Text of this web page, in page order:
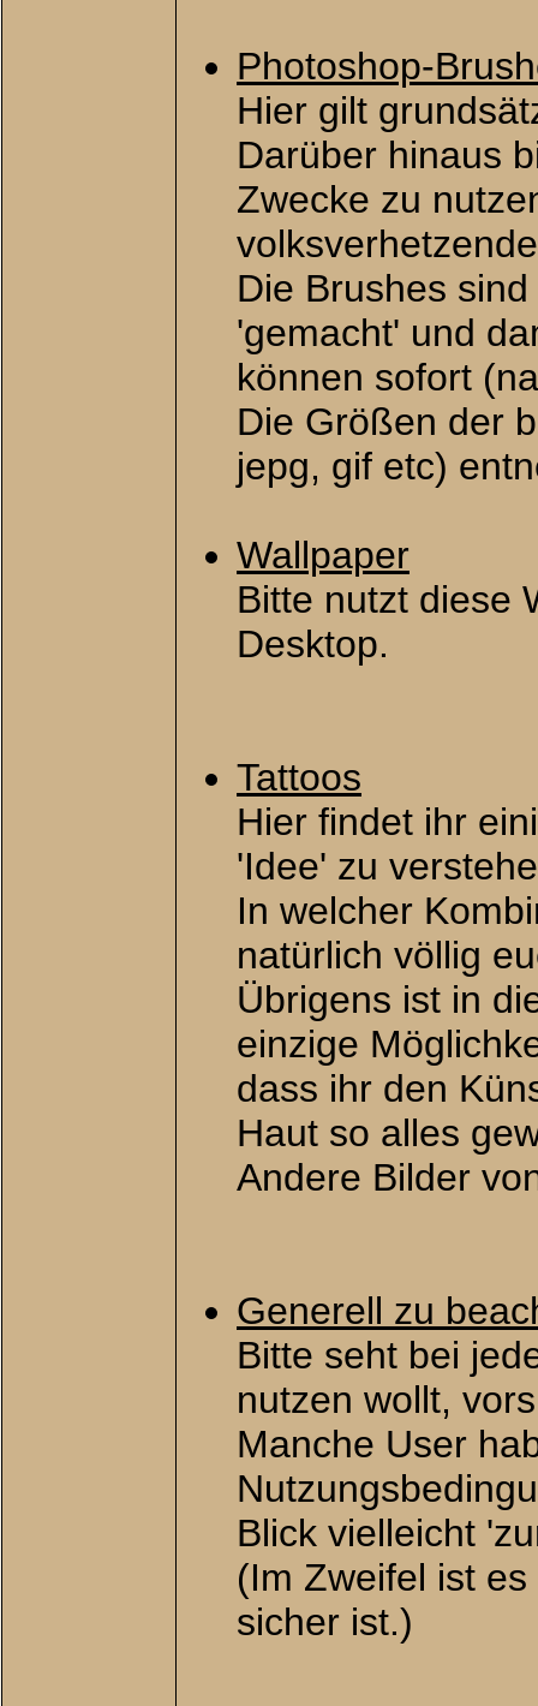
Photoshop-
Hier gilt
Darüber hinaus
Zwecke zu
Die Brushes
'gemacht' und
können sofort
Die Größen der
jepg, gif etc)
Wallpaper
Bitte nutzt diese
Desktop.
Tattoos
Hier findet ihr
'Idee' zu
In welcher
natürlich völlig
Übrigens ist in
einzige
dass ihr den
Haut so alles
Andere Bilder
Generell zu
Bitte seht bei
nutzen wollt,
Manche User
Blick vielleicht
(Im Zweifel ist
sicher ist.)